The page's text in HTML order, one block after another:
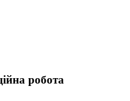
робота